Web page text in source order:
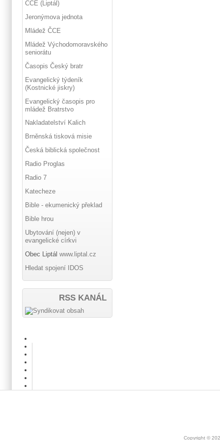
ČCE (Liptál)
Jeronýmova jednota
Mládež ČCE
Mládež Východomoravského
seniorátu
Časopis Český bratr
Evangelický týdeník
(Kostnické jiskry)
Evangelický časopis pro
mládež Bratrstvo
Nakladatelství Kalich
Brněnská tisková misie
Česká biblická společnost
Radio Proglas
Radio 7
Katecheze
Bible - ekumenický překlad
Bible hrou
Ubytování (nejen) v
evangelické církvi
Obec Liptál www.liptal.cz
Hledat spojení IDOS
RSS KANÁL
Copyright ©